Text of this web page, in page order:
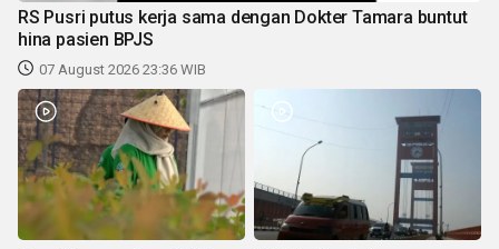
RS Pusri putus kerja sama dengan Dokter Tamara buntut
hina pasien BPJS
07 August 2026 23:36 WIB